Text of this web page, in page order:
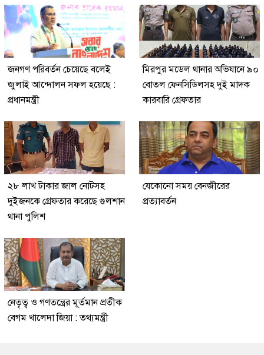
জনগণ পরিবর্তন চেয়েছে বলেই
জুলাই আন্দোলন সফল হয়েছে :
প্রধানমন্ত্রী
মিরপুর মডেল থানার অভিযানে ৯০
বোতল ফেনসিডিলসহ দুই মাদক
কারবারি গ্রেফতার
২৮ লাখ টাকার জাল নোটসহ
দুইজনকে গ্রেফতার করেছে গুলশান
থানা পুলিশ
যেকোনো সময় বেনজীরের
প্রত্যাবর্তন
নেতৃত্ব ও গণতন্ত্রের মূর্তমান প্রতীক
বেগম খালেদা জিয়া : তথ্যমন্ত্রী